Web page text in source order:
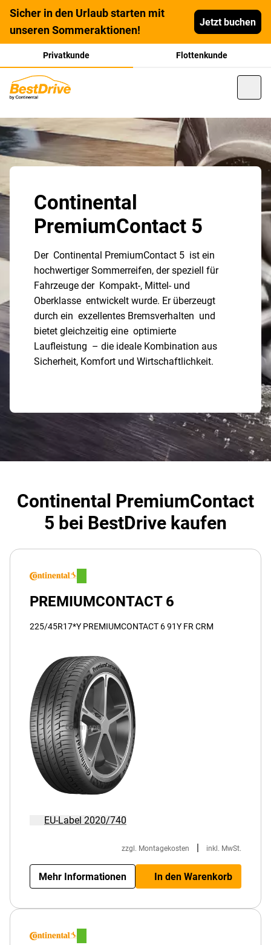
Sicher in den Urlaub starten mit
unseren Sommeraktionen!
Jetzt buchen
Privatkunde Flottenkunde
Continental
PremiumContact 5
Der Continental PremiumContact 5 ist ein
hochwertiger Sommerreifen, der speziell für
Fahrzeuge der Kompakt-, Mittel- und
Oberklasse entwickelt wurde. Er überzeugt
durch ein exzellentes Bremsverhalten und
bietet gleichzeitig eine optimierte
Laufleistung – die ideale Kombination aus
Sicherheit, Komfort und Wirtschaftlichkeit.
Continental PremiumContact
5 bei BestDrive kaufen
PREMIUMCONTACT 6
225/45R17*Y PREMIUMCONTACT 6 91Y FR CRM
EU-Label 2020/740
zzgl. Montagekosten inkl. MwSt.
Mehr Informationen In den Warenkorb